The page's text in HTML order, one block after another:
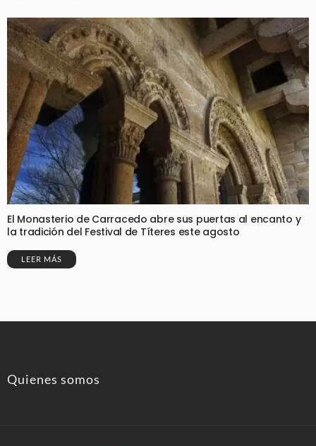
El Monasterio de Carracedo abre sus puertas al encanto y
la tradición del Festival de Títeres este agosto
LEER MÁS
Quienes somos